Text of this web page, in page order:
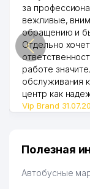
за
вежливые,
обращению и
Отдельно
работе
обслуживания
центр как
Vip Brand
Полезная
Автобусные